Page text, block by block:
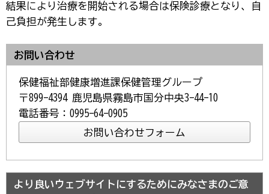
結果により治療を開始される場合は保険診療となり、自
己負担が発生します。
お問い合わせ
保健福祉部健康増進課保健管理グループ
〒899-4394 鹿児島県霧島市国分中央3-44-10
電話番号：0995-64-0905
より良いウェブサイトにするためにみなさまのご意